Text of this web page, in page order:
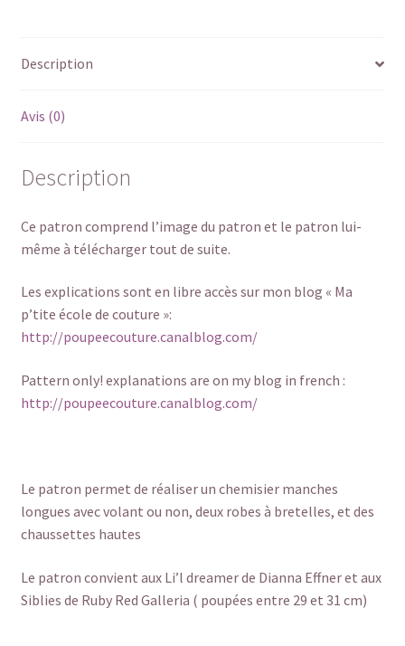
Description
Avis (0)
Description
Ce patron comprend l’image du patron et le patron lui-
même à télécharger tout de suite.
Les explications sont en libre accès sur mon blog « Ma
p’tite école de couture »:
http://poupeecouture.canalblog.com/
Pattern only! explanations are on my blog in french :
http://poupeecouture.canalblog.com/
Le patron permet de réaliser un chemisier manches
longues avec volant ou non, deux robes à bretelles, et des
chaussettes hautes
Le patron convient aux Li’l dreamer de Dianna Effner et aux
Siblies de Ruby Red Galleria ( poupées entre 29 et 31 cm)